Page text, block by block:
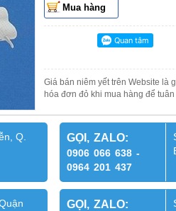
Mua hàng
Giá bán niêm yết trên Website là
hóa đơn đỏ khi mua hàng để
Q.
GỌI, ZALO:
0906 066 638 -
0964 201 437
GỌI, ZALO: